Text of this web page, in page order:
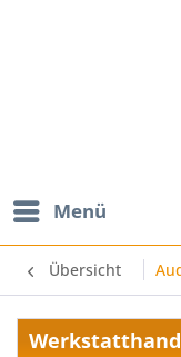
Menü
Übersicht